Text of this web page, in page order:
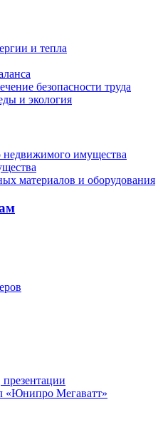
и тепла
безопасности труда
и экология
имущества
материалов и оборудования
Мегаватт»